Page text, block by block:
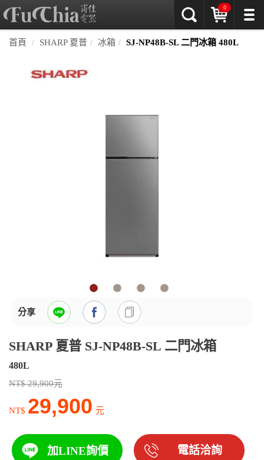
0
首頁 SHARP 夏普 冰箱 SJ-NP48B-SL 二門冰箱 480L
分享
SHARP 夏普 SJ-NP48B-SL 二門冰箱
480L
NT$ 29,900元
NT$ 29,900 元
加LINE詢價 電話洽詢